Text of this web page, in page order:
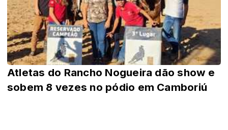
Atletas do Rancho Nogueira dão show e
sobem 8 vezes no pódio em Camboriú